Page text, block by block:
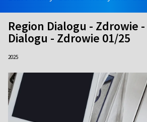
Region Dialogu - Zdrowie
Dialogu - Zdrowie 01/25
2025